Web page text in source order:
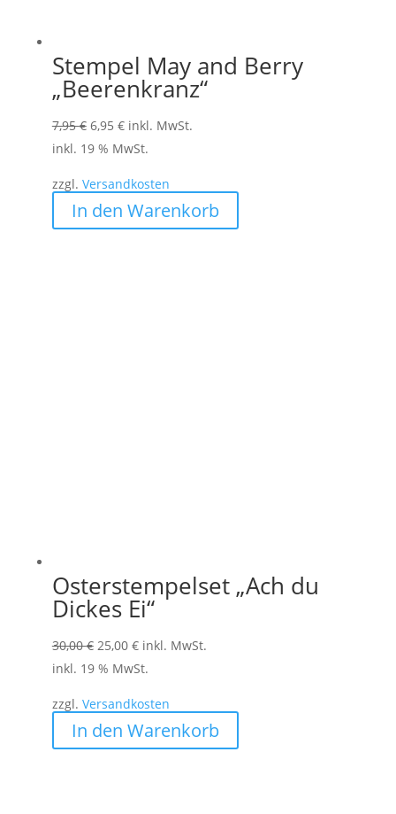
Stempel May and Berry
„Beerenkranz“
7,95€ Ursprünglicher
Preis
7,95 €
6,95 €Aktueller
Preis
6,95 €.
inkl. MwSt.
inkl. 19 % MwSt.
zzgl. Versandkosten
In den Warenkorb
Osterstempelset „Ach du
Dickes Ei“
30,00€ Ursprünglicher
Preis
30,00 €
25,00 €Aktueller
Preis
25,00 €.
inkl. MwSt.
inkl. 19 % MwSt.
zzgl. Versandkosten
In den Warenkorb